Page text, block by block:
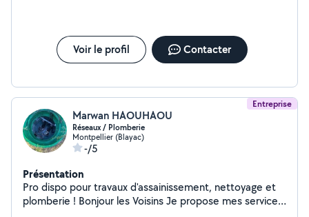
Voir le profil Contacter
Entreprise
Marwan HAOUHAOU
Réseaux / Plomberie
Montpellier (Blayac)
-/5
Présentation
Pro dispo pour travaux d'assainissement, nettoyage et
plomberie ! Bonjour les Voisins Je propose mes services